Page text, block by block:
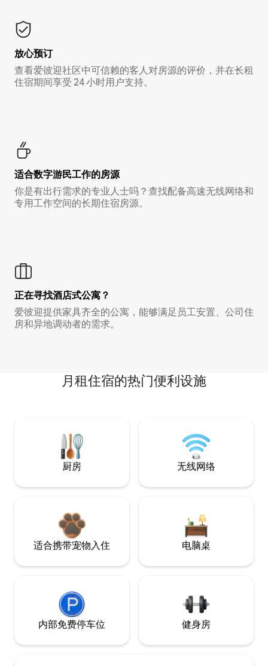
放心预订
查看爱彼迎社区中可信赖的客人对房源的评价，并在长租
住宿期间享受 24 小时用户支持。
适合数字游民工作的房源
你是有出行需求的专业人士吗？查找配备高速无线网络和
专用工作空间的长期住宿房源。
正在寻找酒店式公寓？
爱彼迎提供家具齐全的公寓，能够满足员工安置、公司住
房和异地调动者的需求。
月租住宿的热门便利设施
厨房 无线网络
适合携带宠物入住 电脑桌
内部免费停车位 健身房